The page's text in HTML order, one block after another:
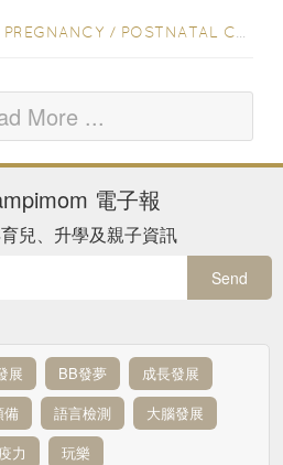
PREGNANCY / POSTNATAL CARE
More ...
電子報
兒、升學及親子資訊
Send
展 BB發夢
成長發展
備 語言檢測
大腦發展
力
玩樂